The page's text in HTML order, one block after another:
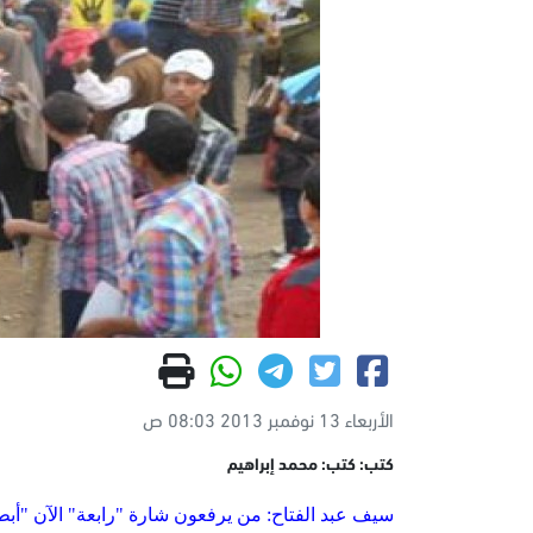
الأربعاء 13 نوفمبر 2013 08:03 ص
كتب: كتب: محمد إبراهيم
سيف عبد الفتاح: من يرفعون شارة "رابعة" الآن